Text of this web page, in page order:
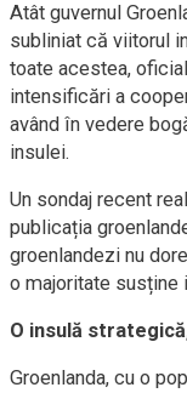
Atât guvernul
subliniat că viitorul
toate acestea,
intensificări a
având în vedere
insulei.
Un sondaj recent
publicația
groenlandezi nu
o majoritate susține
O insulă
Groenlanda, cu o